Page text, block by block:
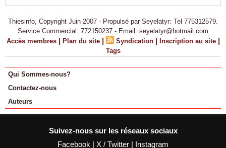
Thiesinfo, Copyright Juin 2007 - Propulsé par Seyelatyr: Tel 775312579.
Service Commercial: 772150237 - Email: seyelatyr@hotmail.com
Accès membres | Plan du site | Syndication | Inscription au site |
Tags
Qui Sommes-nous?
Contactez-nous
Auteurs
Suivez-nous sur les réseaux sociaux
Facebook | X / Twitter | Instagram